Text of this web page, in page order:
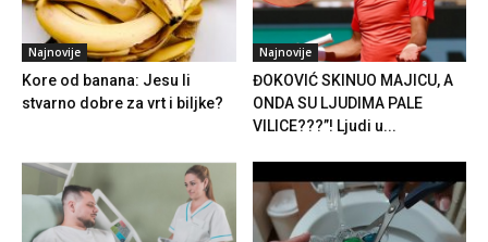
Najnovije
Kore od banana: Jesu li
stvarno dobre za vrt i biljke?
Najnovije
ĐOKOVIĆ SKINUO MAJICU, A
ONDA SU LJUDIMA PALE
VILICE???”! Ljudi u...